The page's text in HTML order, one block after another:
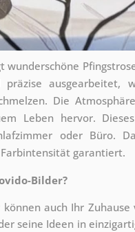
wunderschöne
ausgearbeitet,
Die
Leben hervor.
oder Büro.
garantiert.
Bilder?
auch Ihr Zuhause
seine Ideen in